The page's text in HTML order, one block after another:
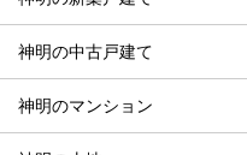
神明の中古戸建て
神明のマンション